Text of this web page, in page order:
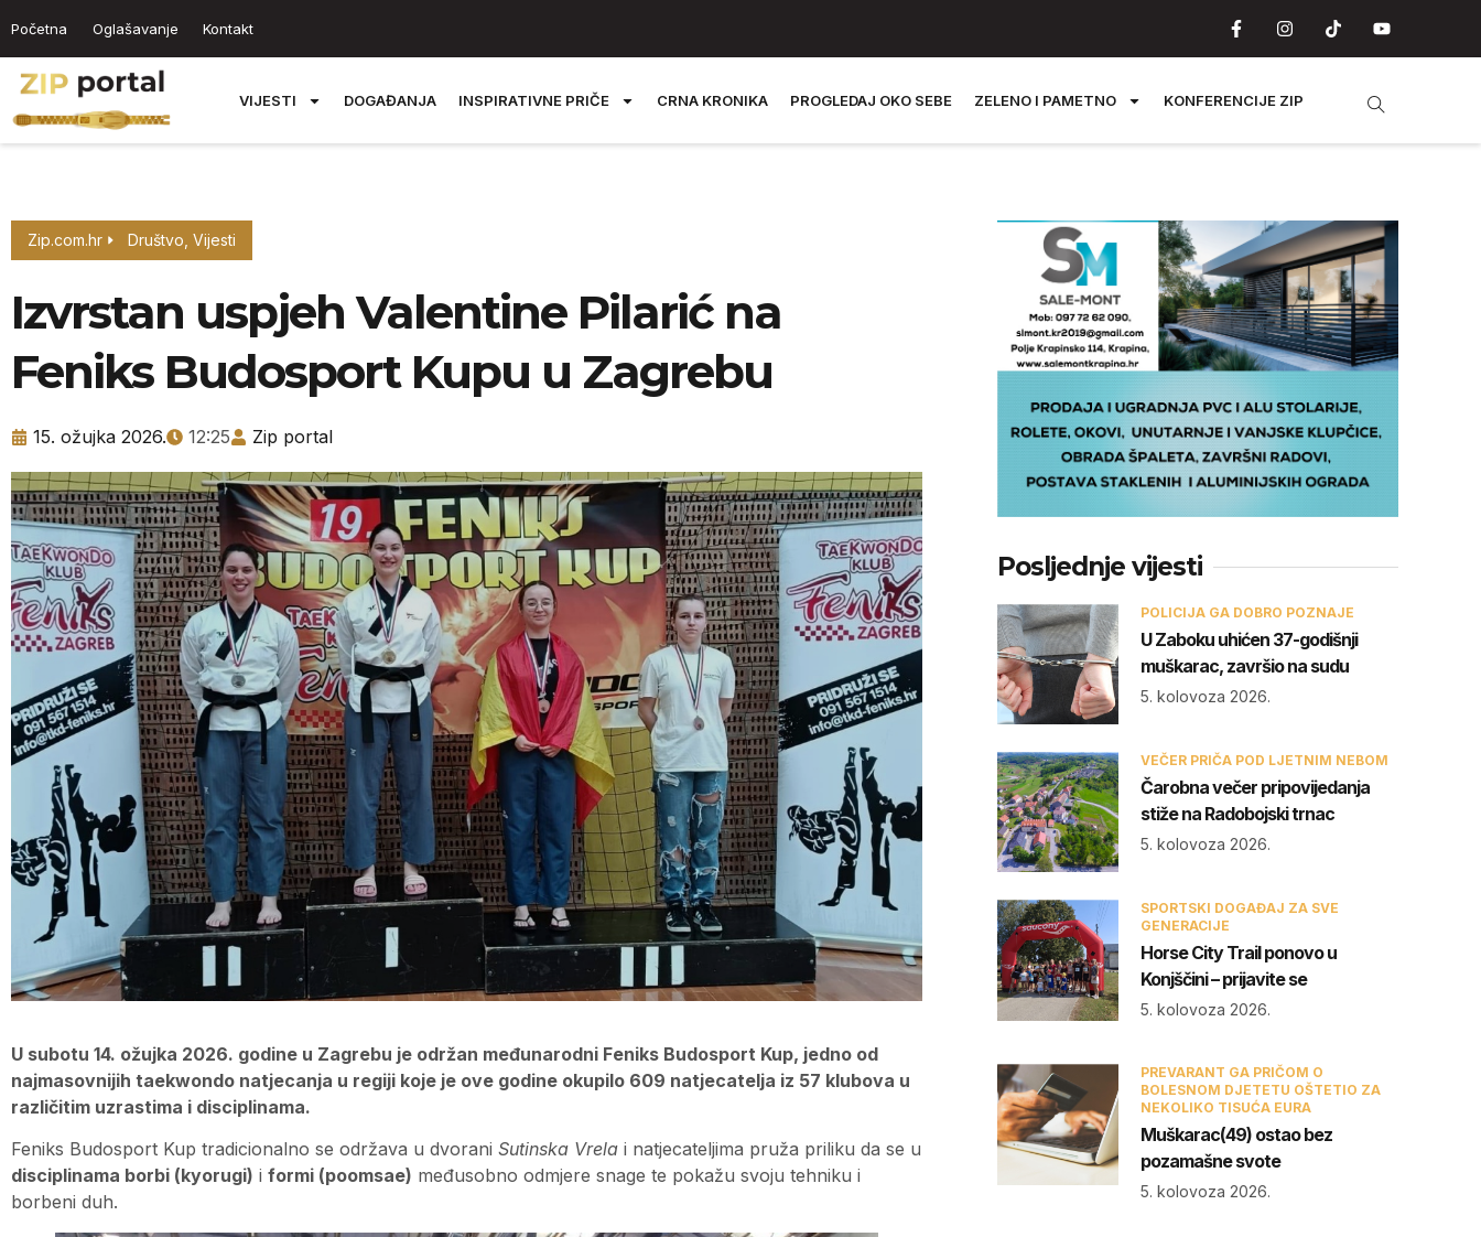
Početna Oglašavanje Kontakt
VIJESTI DOGAĐANJA INSPIRATIVNE PRIČE CRNA KRONIKA PROGLEDAJ OKO SEBE ZELENO I PAMETNO KONFERENCIJE ZIP
Zip.com.hr Društvo Vijesti
Izvrstan uspjeh Valentine Pilarić na
Feniks Budosport Kupu u Zagrebu
15. ožujka 2026. 12:25 Zip portal
U subotu 14. ožujka 2026. godine u Zagrebu je održan međunarodni Feniks Budosport Kup, jedno od
najmasovnijih taekwondo natjecanja u regiji koje je ove godine okupilo 609 natjecatelja iz 57 klubova u
različitim uzrastima i disciplinama.
Feniks Budosport Kup tradicionalno se održava u dvorani Sutinska Vrela i natjecateljima pruža priliku da se u
disciplinama borbi (kyorugi) i formi (poomsae) međusobno odmjere snage te pokažu svoju tehniku i
borbeni duh.
Posljednje vijesti
POLICIJA GA DOBRO POZNAJE
U Zaboku uhićen 37-godišnji
muškarac, završio na sudu
5. kolovoza 2026.
VEČER PRIČA POD LJETNIM NEBOM
Čarobna večer pripovijedanja
stiže na Radobojski trnac
5. kolovoza 2026.
SPORTSKI DOGAĐAJ ZA SVE
GENERACIJE
Horse City Trail ponovo u
Konjščini – prijavite se
5. kolovoza 2026.
PREVARANT GA PRIČOM O
BOLESNOM DJETETU OŠTETIO ZA
NEKOLIKO TISUĆA EURA
Muškarac(49) ostao bez
pozamašne svote
5. kolovoza 2026.